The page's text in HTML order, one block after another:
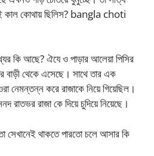
কোথায় ছিলিস? bangla choti
কি আছে? ঐযে ও পাড়ার আলেয়া পিসির
বাড়ী থেকে এসেছে। সাথে তার এক
নেমন্তন্ন করে রাজাকে নিয়ে গিয়েছিল।
রাতভর রাজা কে দিয়ে চুদিয়ে নিয়েছে।
সেখানেই থাকতে পারতো চলে আসার কি